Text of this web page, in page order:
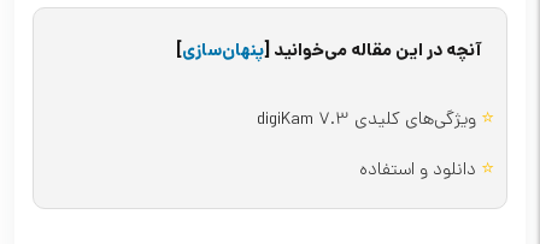
آنچه در این مقاله می‌خوانید[پنهان‌سازی]
⭐ ویژگی‌های کلیدی digiKam 7.3
⭐ دانلود و استفاده